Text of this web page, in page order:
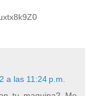
a las 11:24 p.m.